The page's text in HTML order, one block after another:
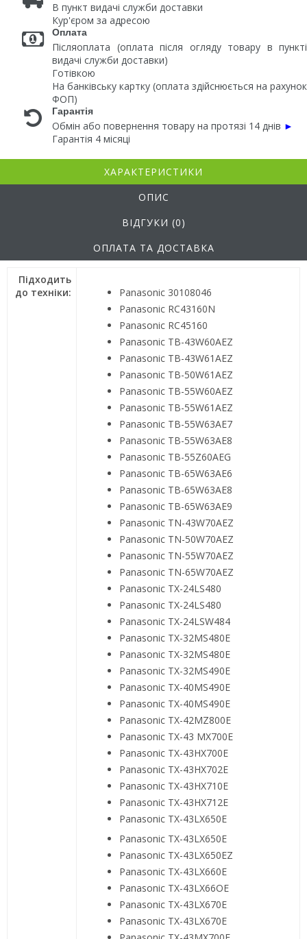
В пункт видачі служби доставки
Кур'єром за адресою
Оплата
Післяоплата (оплата після огляду товару в пункті
видачі служби доставки)
Готівкою
На банківську картку (оплата здійснюється на рахунок
ФОП)
Гарантія
Обмін або повернення товару на протязі 14 днів ►
Гарантія 4 місяці
ХАРАКТЕРИСТИКИ
ОПИС
ВІДГУКИ (0)
ОПЛАТА ТА ДОСТАВКА
Підходить
до техніки:
Panasonic 30108046
Panasonic RC43160N
Panasonic RC45160
Panasonic TB-43W60AEZ
Panasonic TB-43W61AEZ
Panasonic TB-50W61AEZ
Panasonic TB-55W60AEZ
Panasonic TB-55W61AEZ
Panasonic TB-55W63AE7
Panasonic TB-55W63AE8
Panasonic TB-55Z60AEG
Panasonic TB-65W63AE6
Panasonic TB-65W63AE8
Panasonic TB-65W63AE9
Panasonic TN-43W70AEZ
Panasonic TN-50W70AEZ
Panasonic TN-55W70AEZ
Panasonic TN-65W70AEZ
Panasonic TX-24LS480
Panasonic TX-24LS480
Panasonic TX-24LSW484
Panasonic TX-32MS480E
Panasonic TX-32MS480E
Panasonic TX-32MS490E
Panasonic TX-40MS490E
Panasonic TX-40MS490E
Panasonic TX-42MZ800E
Panasonic TX-43 MX700E
Panasonic TX-43HX700E
Panasonic TX-43HX702E
Panasonic TX-43HX710E
Panasonic TX-43HX712E
Panasonic TX-43LX650E
Panasonic TX-43LX650E
Panasonic TX-43LX650EZ
Panasonic TX-43LX660E
Panasonic TX-43LX66OE
Panasonic TX-43LX670E
Panasonic TX-43LX670E